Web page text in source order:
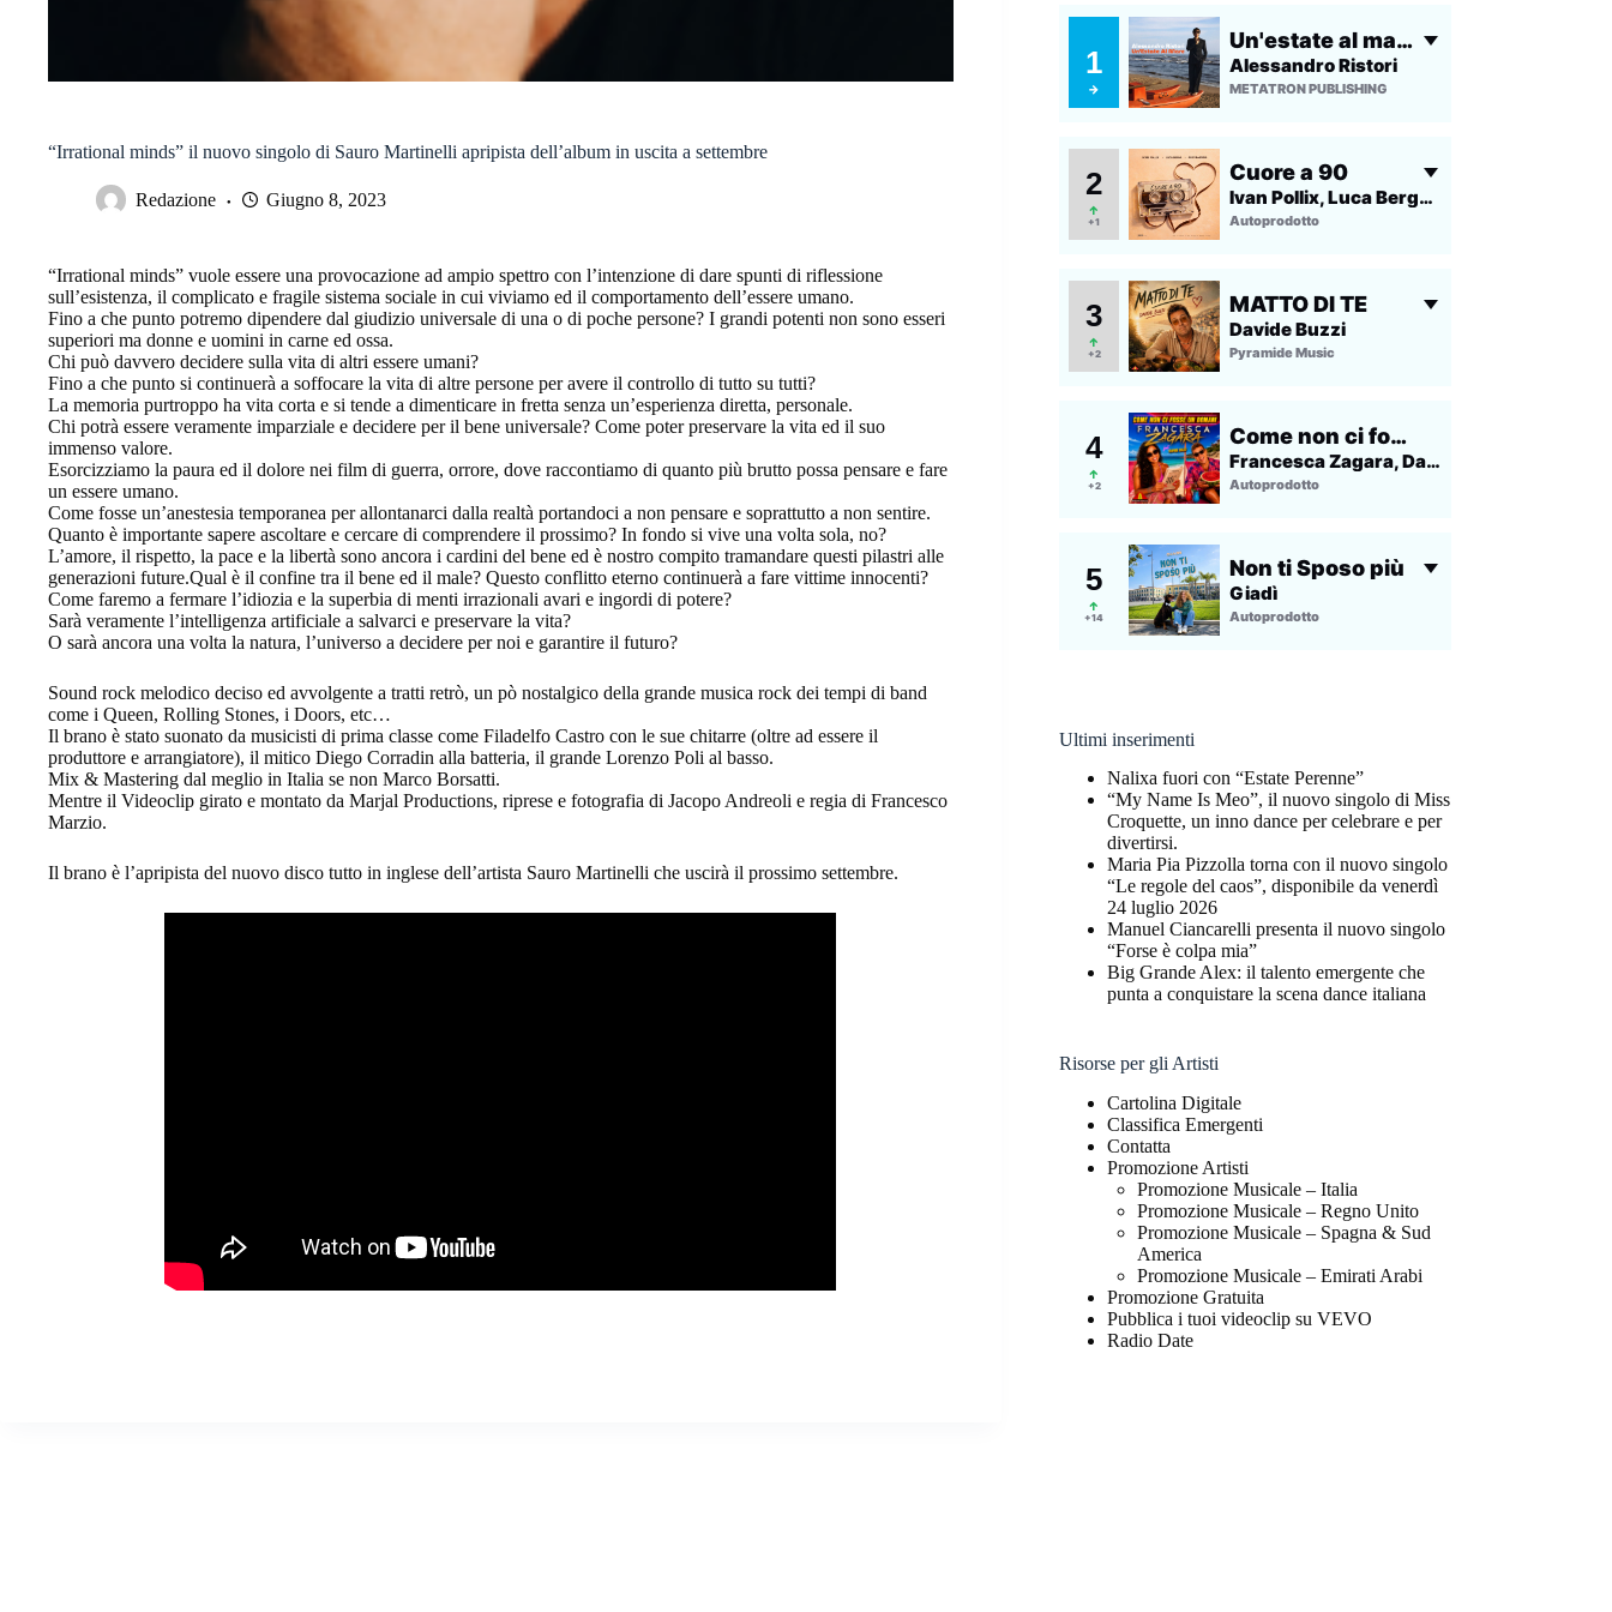
“Irrational minds” il nuovo singolo di Sauro Martinelli apripista dell’album in uscita a settembre
Redazione Giugno 8, 2023
“Irrational minds” vuole essere una provocazione ad ampio spettro con l’intenzione di dare spunti di riflessione
sull’esistenza, il complicato e fragile sistema sociale in cui viviamo ed il comportamento dell’essere umano.
Fino a che punto potremo dipendere dal giudizio universale di una o di poche persone? I grandi potenti non sono esseri
superiori ma donne e uomini in carne ed ossa.
Chi può davvero decidere sulla vita di altri essere umani?
Fino a che punto si continuerà a soffocare la vita di altre persone per avere il controllo di tutto su tutti?
La memoria purtroppo ha vita corta e si tende a dimenticare in fretta senza un’esperienza diretta, personale.
Chi potrà essere veramente imparziale e decidere per il bene universale? Come poter preservare la vita ed il suo
immenso valore.
Esorcizziamo la paura ed il dolore nei film di guerra, orrore, dove raccontiamo di quanto più brutto possa pensare e fare
un essere umano.
Come fosse un’anestesia temporanea per allontanarci dalla realtà portandoci a non pensare e soprattutto a non sentire.
Quanto è importante sapere ascoltare e cercare di comprendere il prossimo? In fondo si vive una volta sola, no?
L’amore, il rispetto, la pace e la libertà sono ancora i cardini del bene ed è nostro compito tramandare questi pilastri alle
generazioni future.Qual è il confine tra il bene ed il male? Questo conflitto eterno continuerà a fare vittime innocenti?
Come faremo a fermare l’idiozia e la superbia di menti irrazionali avari e ingordi di potere?
Sarà veramente l’intelligenza artificiale a salvarci e preservare la vita?
O sarà ancora una volta la natura, l’universo a decidere per noi e garantire il futuro?
Sound rock melodico deciso ed avvolgente a tratti retrò, un pò nostalgico della grande musica rock dei tempi di band
come i Queen, Rolling Stones, i Doors, etc…
Il brano è stato suonato da musicisti di prima classe come Filadelfo Castro con le sue chitarre (oltre ad essere il
produttore e arrangiatore), il mitico Diego Corradin alla batteria, il grande Lorenzo Poli al basso.
Mix & Mastering dal meglio in Italia se non Marco Borsatti.
Mentre il Videoclip girato e montato da Marjal Productions, riprese e fotografia di Jacopo Andreoli e regia di Francesco
Marzio.
Il brano è l’apripista del nuovo disco tutto in inglese dell’artista Sauro Martinelli che uscirà il prossimo settembre.
Ultimi inserimenti
Nalixa fuori con “Estate Perenne”
“My Name Is Meo”, il nuovo singolo di Miss
Croquette, un inno dance per celebrare e per
divertirsi.
Maria Pia Pizzolla torna con il nuovo singolo
“Le regole del caos”, disponibile da venerdì
24 luglio 2026
Manuel Ciancarelli presenta il nuovo singolo
“Forse è colpa mia”
Big Grande Alex: il talento emergente che
punta a conquistare la scena dance italiana
Risorse per gli Artisti
Cartolina Digitale
Classifica Emergenti
Contatta
Promozione Artisti
Promozione Musicale – Italia
Promozione Musicale – Regno Unito
Promozione Musicale – Spagna & Sud
America
Promozione Musicale – Emirati Arabi
Promozione Gratuita
Pubblica i tuoi videoclip su VEVO
Radio Date